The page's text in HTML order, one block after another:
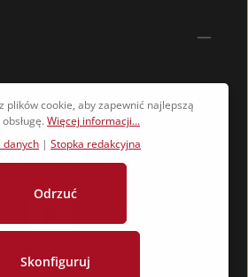
plików cookie, aby zapewnić najlepszą
Więcej informacji...
danych | Stopka redakcyjna
Odrzuć
Skonfiguruj